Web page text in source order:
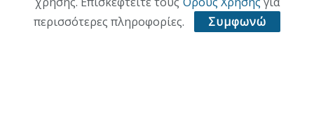
περισσότερες πληροφορίες.
Συμφωνώ